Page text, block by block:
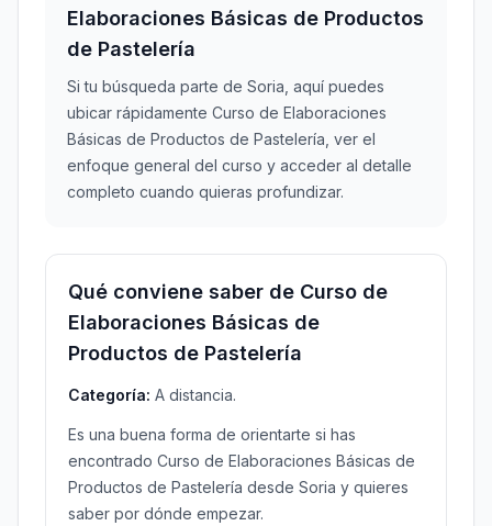
Elaboraciones Básicas de Productos
de Pastelería
Si tu búsqueda parte de Soria, aquí puedes
ubicar rápidamente Curso de Elaboraciones
Básicas de Productos de Pastelería, ver el
enfoque general del curso y acceder al detalle
completo cuando quieras profundizar.
Qué conviene saber de Curso de
Elaboraciones Básicas de
Productos de Pastelería
Categoría: A distancia.
Es una buena forma de orientarte si has
encontrado Curso de Elaboraciones Básicas de
Productos de Pastelería desde Soria y quieres
saber por dónde empezar.